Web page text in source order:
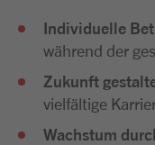
Individuelle
während der
Zukunft
vielfältige
Wachstum